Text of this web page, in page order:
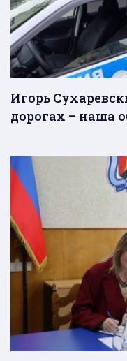
Игорь
дорогах – наша